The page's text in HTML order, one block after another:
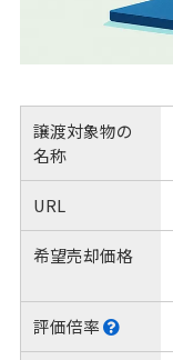
譲渡対象物の
名称
URL
希望売却価格
評価倍率